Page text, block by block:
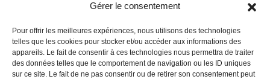
Gérer le consentement
Pour offrir les meilleures expériences, nous utilisons des technologies
telles que les cookies pour stocker et/ou accéder aux informations des
appareils. Le fait de consentir à ces technologies nous permettra de traiter
des données telles que le comportement de navigation ou les ID uniques
sur ce site. Le fait de ne pas consentir ou de retirer son consentement peut
dans les zones à risque d’incendie en